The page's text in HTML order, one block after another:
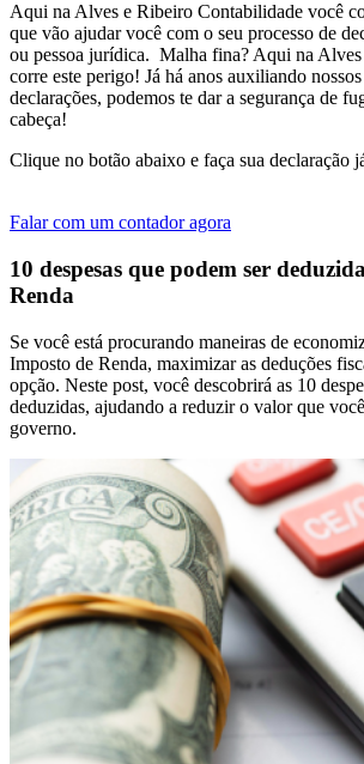
Aqui na Alves e Ribeiro Contabilidade você
que vão ajudar você com o seu processo de
ou pessoa jurídica. Malha fina? Aqui na
corre este perigo! Já há anos auxiliando
declarações, podemos te dar a segurança de
cabeça!
Clique no botão abaixo e faça sua declaração
Falar com um contador agora
10 despesas que podem ser
Renda
Se você está procurando maneiras de
Imposto de Renda, maximizar as deduções
opção. Neste post, você descobrirá as 10
deduzidas, ajudando a reduzir o valor que
governo.